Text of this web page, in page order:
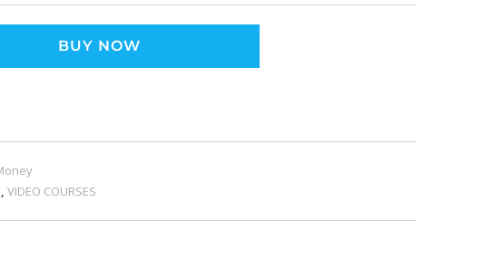
BUY NOW
, VIDEO COURSES